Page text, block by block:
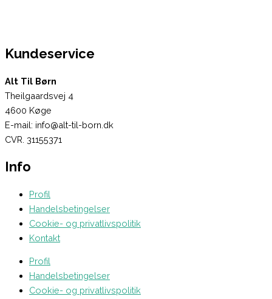
Kundeservice
Alt Til Børn
Theilgaardsvej 4
4600 Køge
E-mail: info@alt-til-born.dk
CVR. 31155371
Info
Profil
Handelsbetingelser
Cookie- og privatlivspolitik
Kontakt
Profil
Handelsbetingelser
Cookie- og privatlivspolitik